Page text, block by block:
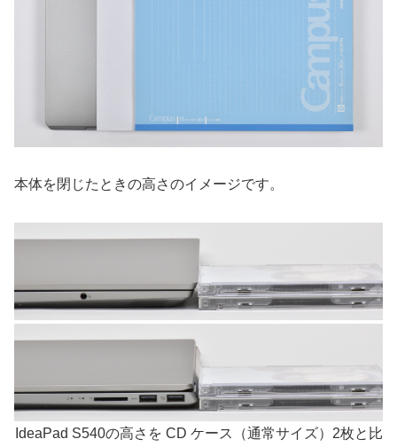
本体を閉じたときの高さのイメージです。
IdeaPad S540の高さを CD ケース（通常サイズ）2枚と比